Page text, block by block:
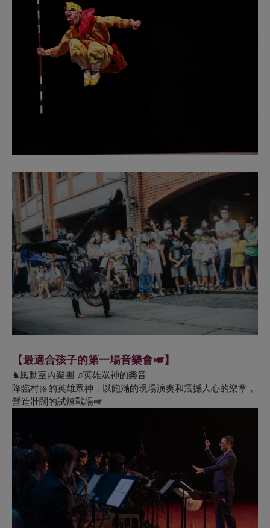
【最適合孩子的第一場音樂會🎺】
♞風動室內樂團 ♫英雄眾神的樂音
降臨村落的英雄眾神，以飽滿的現場演奏和震撼人心的樂章，
營造壯闊的試煉戰場🎺